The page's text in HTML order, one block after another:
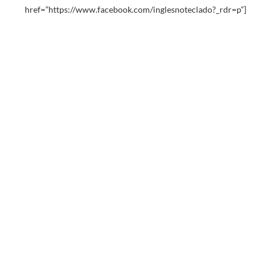
href=”https://www.facebook.com/inglesnoteclado?_rdr=p”]